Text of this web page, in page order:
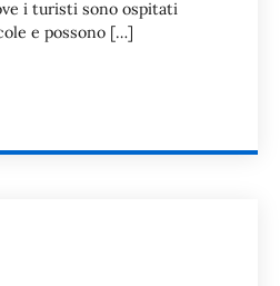
i turisti sono ospitati
e possono […]